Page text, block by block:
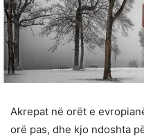
Akrepat në orët e
orë pas, dhe kjo ndoshta